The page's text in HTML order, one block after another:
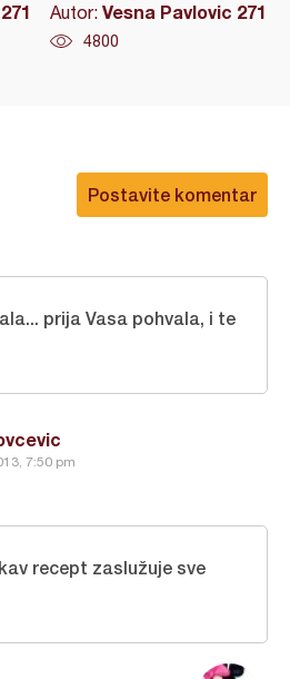
Autor: Vesna Pavlovic 271
4800
Postavite komentar
7:50 pm
prija Vasa pohvala, i te
recept zaslužuje sve